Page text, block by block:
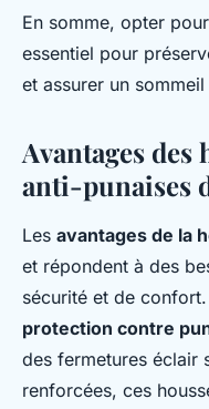
En somme, opter
essentiel pour
et assurer un
Avantages des
anti-punaises
Les avantages de la
et répondent à des
sécurité et de
protection contre
des fermetures éclair
renforcées, ces